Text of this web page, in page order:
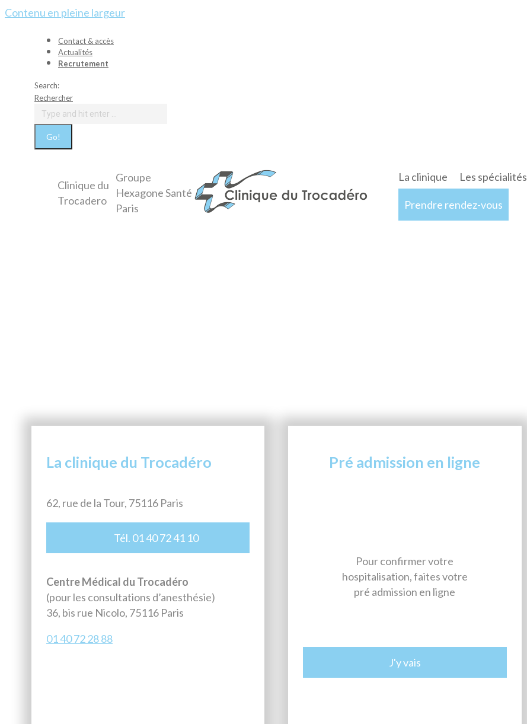
Contenu en pleine largeur
Contact & accès
Actualités
Recrutement
Search:
Rechercher
Clinique du
Trocadero
Groupe
Hexagone Santé
Paris
La clinique Les spécialités
Prendre rendez-vous
La clinique du Trocadéro
62, rue de la Tour, 75116 Paris
Tél. 01 40 72 41 10
Centre Médical du Trocadéro
(pour les consultations d’anesthésie)
36, bis rue Nicolo, 75116 Paris
01 40 72 28 88
Pré admission en ligne
Pour confirmer votre
hospitalisation, faites votre
pré admission en ligne
J'y vais